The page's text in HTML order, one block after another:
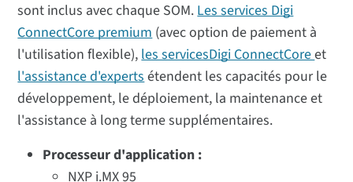
sont inclus avec chaque SOM.Les services Digi
ConnectCore premium(avec option de paiement à
l'utilisation flexible),les servicesDigi ConnectCoreet
l'assistance d'expertsétendent les capacités pour le
développement, le déploiement, la maintenance et
l'assistance à long terme supplémentaires.
Processeur d'application :
NXP i.MX 95